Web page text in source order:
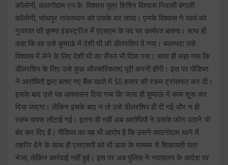
कॉलोनी, काठगोदाम एन.के. विश्वास पुत्र शिशिर विश्वास निवासी बंगाली
कॉलोनी, जोधपुर राजस्थान को उसके घर लाया। एनके विश्वास ने स्वयं को
गुजरात की कृष्णा इंडस्ट्रीज में एएसएम के पद पर कार्यरत बताया। साथ ही
कहा कि वह उसे कुमाऊं में देशी घी की डीलरशिप दे गया। बकायदा उसे
विश्वास में लेने के लिए देशी घी का सैंपल भी दिया गया। साथ ही कहा गया कि
डीलरशिप के लिए उसे कुछ औपचारिकताएं पूरी करनी होंगी। इस पर पीडिघ्त
ने आरोपितों द्वारा बताए गए बैंक खाते में 55 हजार की रकम ट्रांसफर कर दी।
इसके बाद उसे यह आश्वासन दिया गया कि जल्द ही कुमाऊं में काम शुरू कर
दिया जाएगा। लेकिन इसके बाद न तो उसे डीलरशिप ही दी गई और न ही
रकम वापस लौटाई गई। इतना ही नहीं अब आरोपियों ने उसके फोन उठाने भी
बंद कर दिए हैं। पीडिघ्त का यह भी आरोप है कि उसने काठगोदाम थाने में
तहरीर देने के साथ ही एसएसपी को भी डाक के माध्यम से शिकायती पत्र
भेजा, लेकिन कार्रवाई नहीं हुई। इस पर अब पुलिस ने न्यायालय के आदेश पर